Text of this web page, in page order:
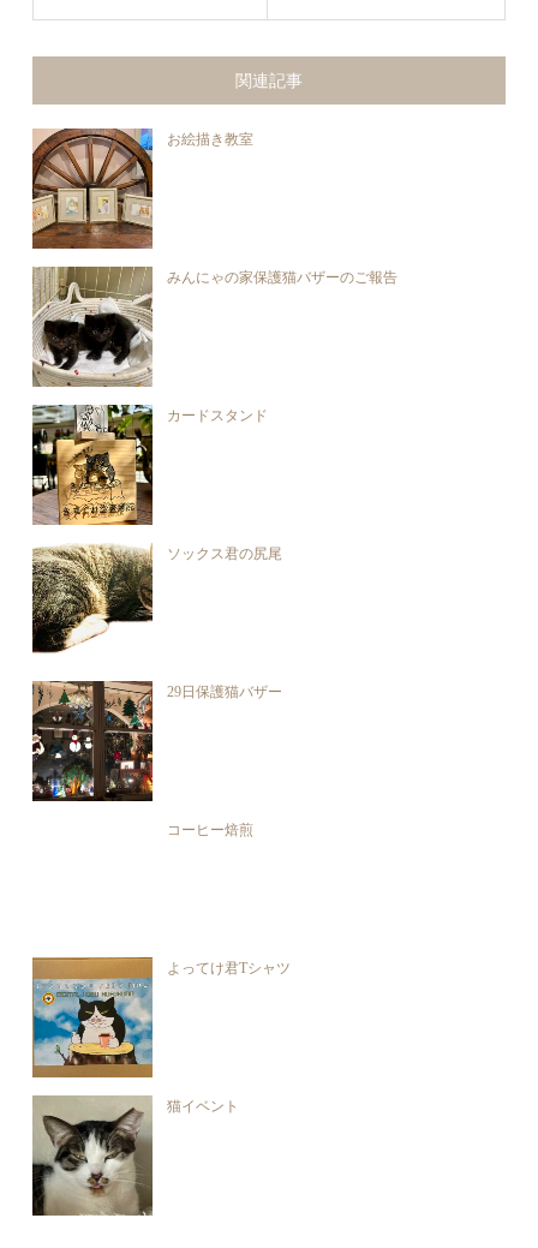
関連記事
お絵描き教室
みんにゃの家保護猫バザーのご報告
カードスタンド
ソックス君の尻尾
29日保護猫バザー
コーヒー焙煎
よってけ君Tシャツ
猫イベント